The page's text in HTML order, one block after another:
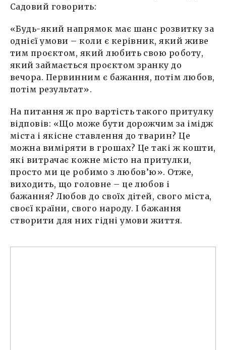
Садовий говорить:
«Будь-який напрямок має шанс розвитку за
однієї умови – коли є керівник, який живе
тим проєктом, який любить свою роботу,
який займається проєктом зранку до
вечора. Первинним є бажання, потім любов,
потім результат».
На питання ж про вартість такого притулку
відповів: «Що може бути дорожчим за імідж
міста і якісне ставлення до тварин? Це
можна виміряти в грошах? Це такі ж кошти,
які витрачає кожне місто на притулки,
просто ми це робимо з любов’ю». Отже,
виходить, що головне – це любов і
бажання? Любов до своїх дітей, свого міста,
своєї країни, свого народу. І бажання
створити для них гідні умови життя.